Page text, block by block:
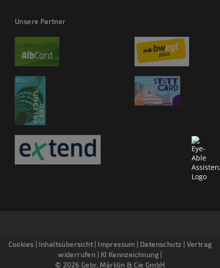
Unsere Partner
Cookies Inhaltsübersicht| Impressum Datenschutz
Vertrag
widerrufen
KI Kennzeichnung|
© 2026 Gebr. Märklin & Cie GmbH